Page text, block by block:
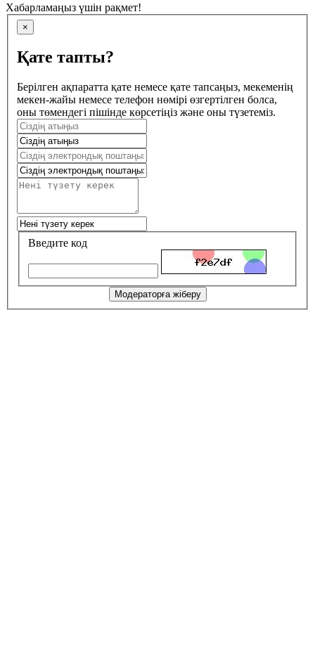
Хабарламаңыз үшін рақмет!
×
Қате тапты?
Берілген ақпаратта қате немесе қате тапсаңыз, мекеменің
мекен-жайы немесе телефон нөмірі өзгертілген болса,
оны төмендегі пішінде көрсетіңіз және оны түзетеміз.
Введите код
Модераторға жіберу